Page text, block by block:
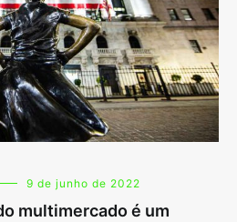
9 de junho de 2022
multimercado é um